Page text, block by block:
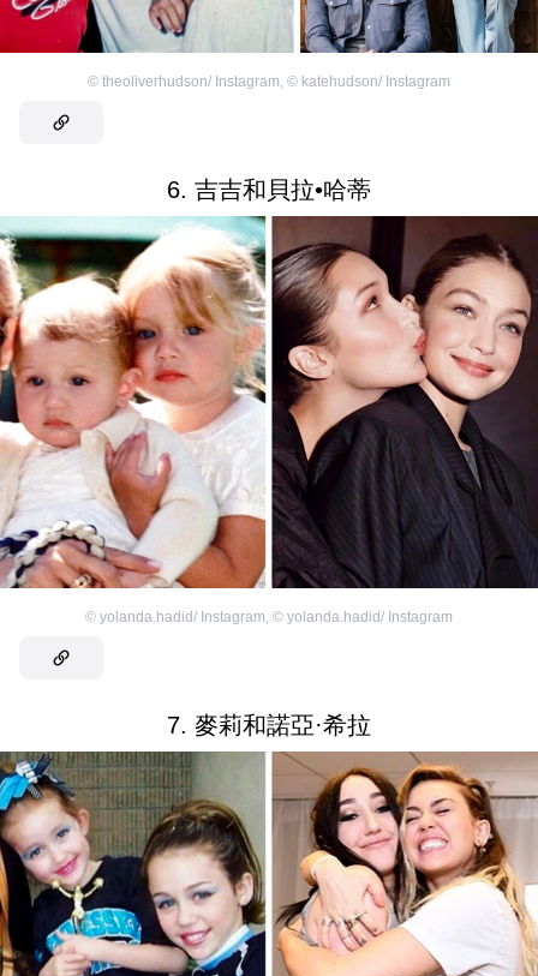
© theoliverhudson/ Instagram, © katehudson/ Instagram
6. 吉吉和貝拉•哈蒂
© yolanda.hadid/ Instagram © yolanda.hadid/ Instagram
7. 麥莉和諾亞·希拉